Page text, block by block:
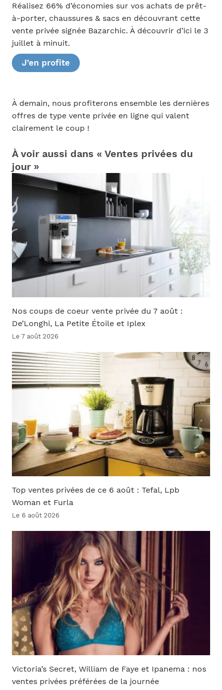
Réalisez 66% d’économies sur vos achats de prêt-
à-porter, chaussures & sacs en découvrant cette
vente privée signée Bazarchic. À découvrir d’ici le 3
juillet à minuit.
J’en profite
À demain, nous profiterons ensemble les dernières
offres de type vente privée en ligne qui valent
clairement le coup !
À voir aussi dans « Ventes privées du
jour »
Nos coups de coeur vente privée du 7 août :
De’Longhi, La Petite Étoile et Iplex
Le 7 août 2026
Top ventes privées de ce 6 août : Tefal, Lpb
Woman et Furla
Le 6 août 2026
Victoria’s Secret, William de Faye et Ipanema : nos
ventes privées préférées de la journée